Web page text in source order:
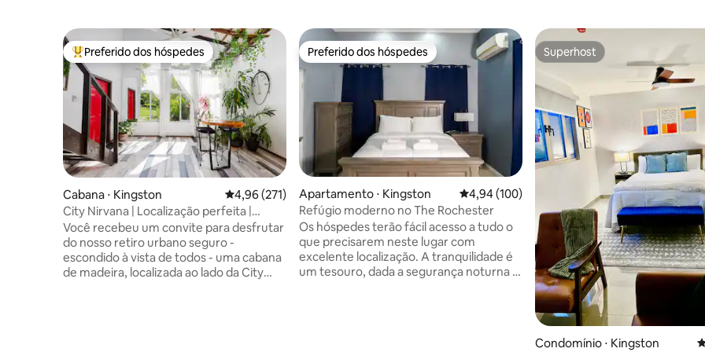
Entre os melhores preferidos dos hóspedes
Preferido dos hóspedes
Cabana ⋅ Kingston 4,96 de uma avaliação média de 5, 271 avaliações
4,96 (271)
City Nirvana | Localização perfeita |
Descontraia e aproveite
Você recebeu um convite para desfrutar
do nosso retiro urbano seguro -
escondido à vista de todos - uma cabana
de madeira, localizada ao lado da City
Preferido dos hóspedes
Preferido dos hóspedes
Apartamento ⋅ Kingston 4,94 de uma avaliação média de 5, 100
4,94 (100)
Refúgio moderno no The Rochester
Os hóspedes terão fácil acesso a tudo o
que precisarem neste lugar com
excelente localização. A tranquilidade é
um tesouro, dada a segurança noturna e
Superhost
Superhost
Condomínio ⋅ Kingston